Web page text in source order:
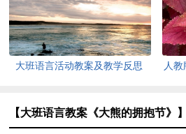
大班语言活动教案及教学反思
人
【大班语言教案《大熊的拥抱节》